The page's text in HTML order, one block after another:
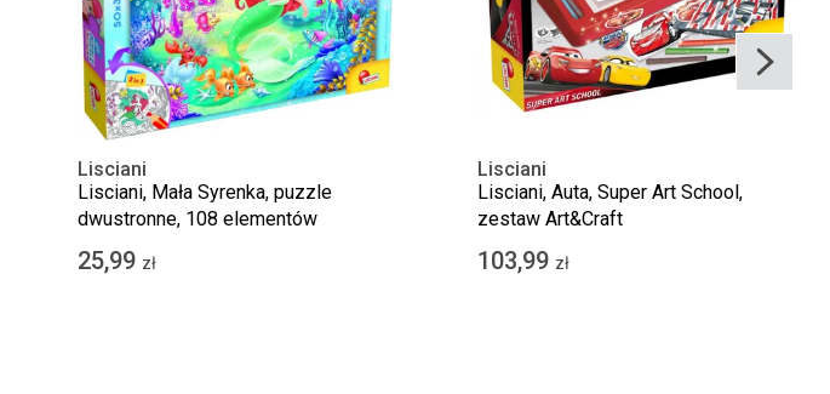
Lisciani
Lisciani, Mała Syrenka, puzzle
dwustronne, 108 elementów
25,99 zł
Lisciani
Lisciani, Auta, Super Art School,
zestaw Art&Craft
103,99 zł